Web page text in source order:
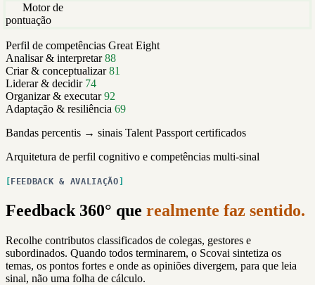
Motor de
pontuação
Perfil de competências Great Eight
Analisar & interpretar 88
Criar & conceptualizar 81
Liderar & decidir 74
Organizar & executar 92
Adaptação & resiliência 69
Bandas percentis → sinais Talent Passport certificados
Arquitetura de perfil cognitivo e competências multi-sinal
FEEDBACK & AVALIAÇÃO
Feedback 360° que realmente faz sentido.
Recolhe contributos classificados de colegas, gestores e
subordinados. Quando todos terminarem, o Scovai sintetiza os
temas, os pontos fortes e onde as opiniões divergem, para que leia
sinal, não uma folha de cálculo.